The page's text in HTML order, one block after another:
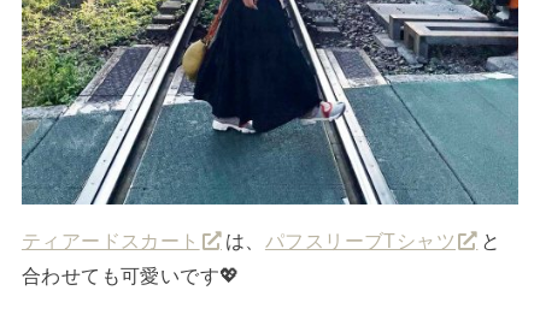
ティアードスカート は、 パフスリーブTシャツ
と
合わせても可愛いです💖